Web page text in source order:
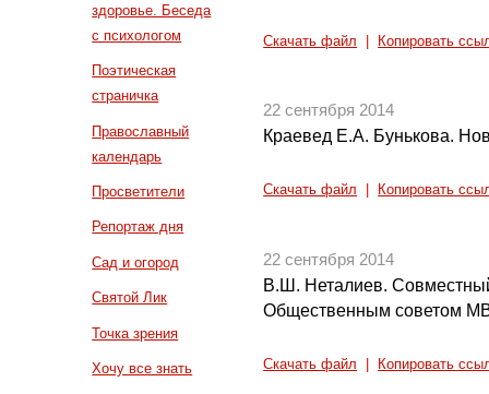
здоровье. Беседа
с психологом
Поэтическая
страничка
Православный
календарь
Просветители
Репортаж дня
Сад и огород
Святой Лик
Точка зрения
Хочу все знать
Скачать файл Копировать
22 сентября 2014
Краевед Е.А. Бунькова.
Скачать файл Копировать
22 сентября 2014
В.Ш. Неталиев.
Общественным советом
Скачать файл Копировать